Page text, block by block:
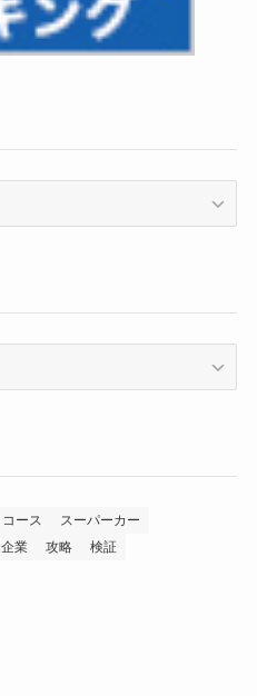
コース
スーパーカー
企業 攻略 検証